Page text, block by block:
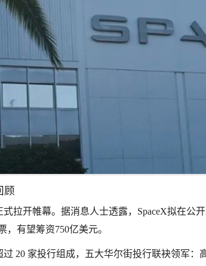
顾
式拉开帷幕。据消息人士透露，SpaceX拟在公
，有望筹资750亿美元。
过 20 家投行组成，五大华尔街投行联袂领军